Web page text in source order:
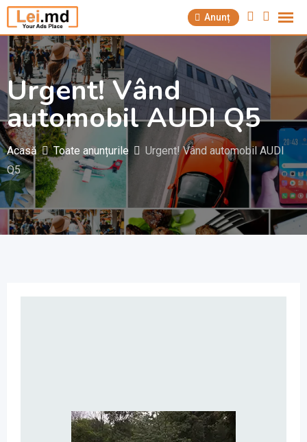
Săriți
la
conținut
Anunț
Urgent! Vând
automobil AUDI Q5
Acasă Toate anunțurile
Urgent! Vând automobil AUDI
Q5